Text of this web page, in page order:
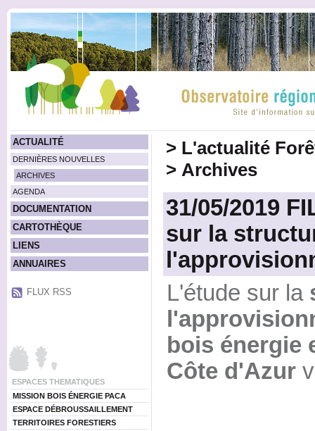
ACTUALITÉ
DERNIÈRES NOUVELLES
ARCHIVES
AGENDA
DOCUMENTATION
CARTOTHÈQUE
LIENS
ANNUAIRES
FLUX RSS
ESPACES THEMATIQUES
MISSION BOIS ÉNERGIE PACA
ESPACE DÉBROUSSAILLEMENT
TERRITOIRES FORESTIERS
> L'actualité
> Archives
31/05/2019
sur la
L'étude sur la
bois énergie
Côte d'Azur